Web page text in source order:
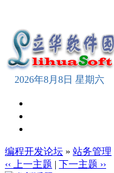
2026年8月8日 星期六
编程开发论坛 » 站务管理
‹‹ 上一主题 | 下一主题 ››